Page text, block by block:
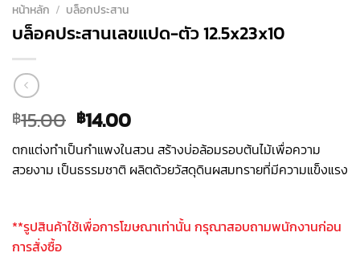
หน้าหลัก / บล็อกประสาน
บล็อคประสานเลขแปด-ตัว 12.5x23x10
฿15.00 Original
price
was:
฿15.00.
฿14.00Current
price
is:
฿14.00.
ตกแต่งทำเป็นกำแพงในสวน สร้างบ่อล้อมรอบต้นไม้เพื่อความ
สวยงาม เป็นธรรมชาติ ผลิตด้วยวัสดุดินผสมทรายที่มีความแข็งแรง
**รูปสินค้าใช้เพื่อการโฆษณาเท่านั้น กรุณาสอบถามพนักงานก่อน
การสั่งซื้อ